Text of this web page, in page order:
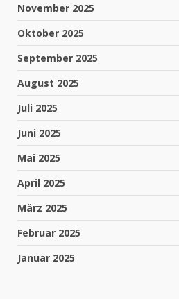
November 2025
Oktober 2025
September 2025
August 2025
Juli 2025
Juni 2025
Mai 2025
April 2025
März 2025
Februar 2025
Januar 2025